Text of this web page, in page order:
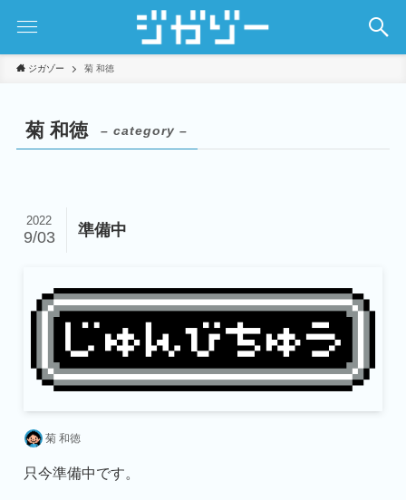
ジガゾー 菊 和徳
菊 和徳 – category –
準備中
2022
9/03
菊 和徳
只今準備中です。